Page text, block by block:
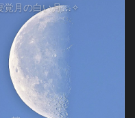
覚月の白い月…✧